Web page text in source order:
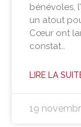
bénévoles,
un atout
Cœur ont
constat…
LIRE LA
19